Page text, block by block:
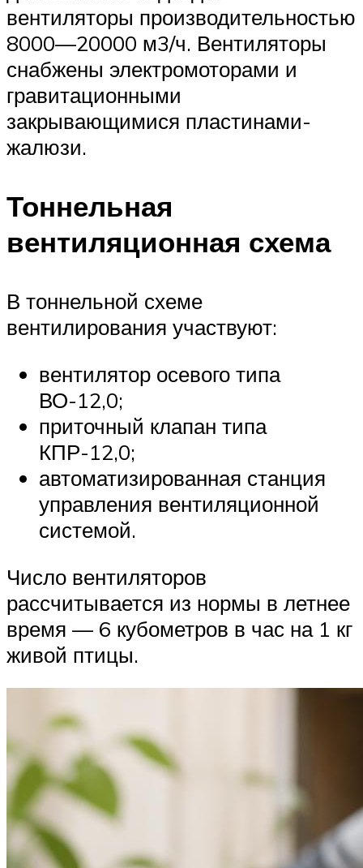
вентиляторы производительностью
8000—20000 м3/ч. Вентиляторы
снабжены электромоторами и
гравитационными
закрывающимися пластинами-
жалюзи.
Тоннельная
вентиляционная схема
В тоннельной схеме
вентилирования участвуют:
вентилятор осевого типа
ВО-12,0;
приточный клапан типа
КПР-12,0;
автоматизированная станция
управления вентиляционной
системой.
Число вентиляторов
рассчитывается из нормы в летнее
время — 6 кубометров в час на 1 кг
живой птицы.